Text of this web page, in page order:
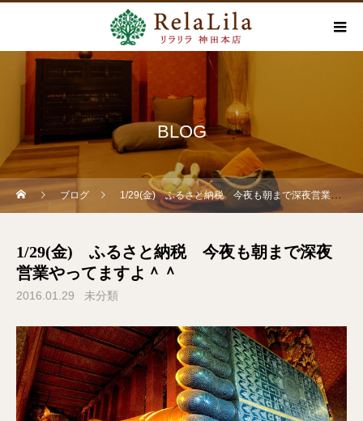
BLOG
ブログ 1/29(金) ふるさと納税 今夜も朝まで深夜営業やってますよ＾＾
1/29(金) ふるさと納税 今夜も朝まで深夜
営業やってますよ＾＾
2016.01.29 未分類